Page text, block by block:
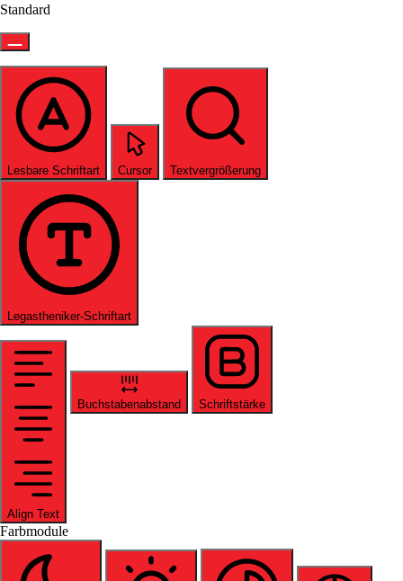
Standard
Lesbare Schriftart Cursor Textvergrößerung
Legastheniker-Schriftart
Align Text
Buchstabenabstand Schriftstärke
Farbmodule